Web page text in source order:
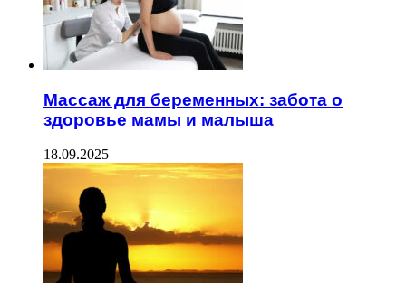
Массаж для беременных: забота о
здоровье мамы и малыша
18.09.2025